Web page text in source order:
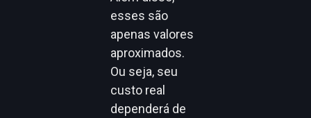
esses são
apenas valores
aproximados.
Ou seja, seu
custo real
dependerá de